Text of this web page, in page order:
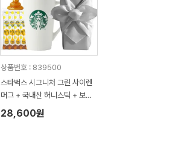
상품번호 : 839500
스타벅스 시그니처 그린 사이렌
머그 + 국내산 허니스틱 + 보자
기포장 세트
28,600원